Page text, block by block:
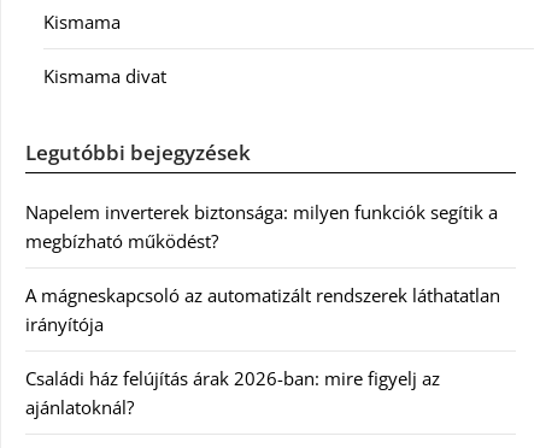
Kismama
Kismama divat
Legutóbbi bejegyzések
Napelem inverterek biztonsága: milyen funkciók segítik a
megbízható működést?
A mágneskapcsoló az automatizált rendszerek láthatatlan
irányítója
Családi ház felújítás árak 2026-ban: mire figyelj az
ajánlatoknál?